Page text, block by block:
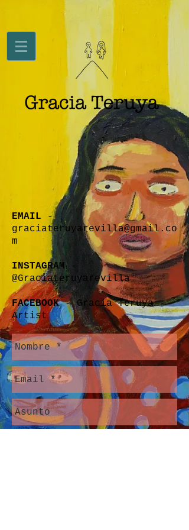
EMAIL -
graciateruyarevilla@gmail.co
m
INSTAGRAM-
@Graciateruyarevilla
FACEBOOK- Gracia Teruya -
Artist